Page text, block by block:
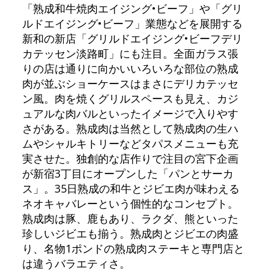
「熟成和牛焼肉エイジング•ビーフ」や「グリ
ルドエイジング•ビーフ」業態などを展開する
新和の新店「グリルドエイジング•ビーフデリ
カテッセン淡路町」にも注目。全面ガラス張
りの店は通りに向かいいろいろな部位の熟成
肉が並ぶショーケースはまさにデリカテッセ
ン風。肉を焼くグリルスペースも見え、カジ
ュアルな肉バルといったイメージで入りやす
さがある。熟成肉は当然として熟成肉の生ハ
ムやシャルキトリーなどタパスメニューも充
実させた。独創的な店作りで注目の宮下企画
が新宿3丁目にオープンした「パンとサーカ
ス」。35日熟成の和牛とジビエ肉が味わえる
ネオキャバレーという個性的なコンセプト。
熟成肉は豚、鹿もあり、ラクダ、熊といった
珍しいジビエも揃う。熟成肉とジビエの肉盛
り、名物1ポンドの熟成肉ステーキと専門店と
は違うバラエティさ。